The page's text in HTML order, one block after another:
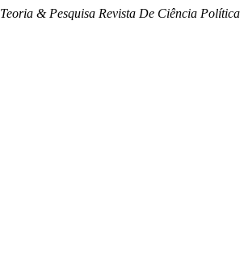
Teoria & Pesquisa Revista De Ciência Política